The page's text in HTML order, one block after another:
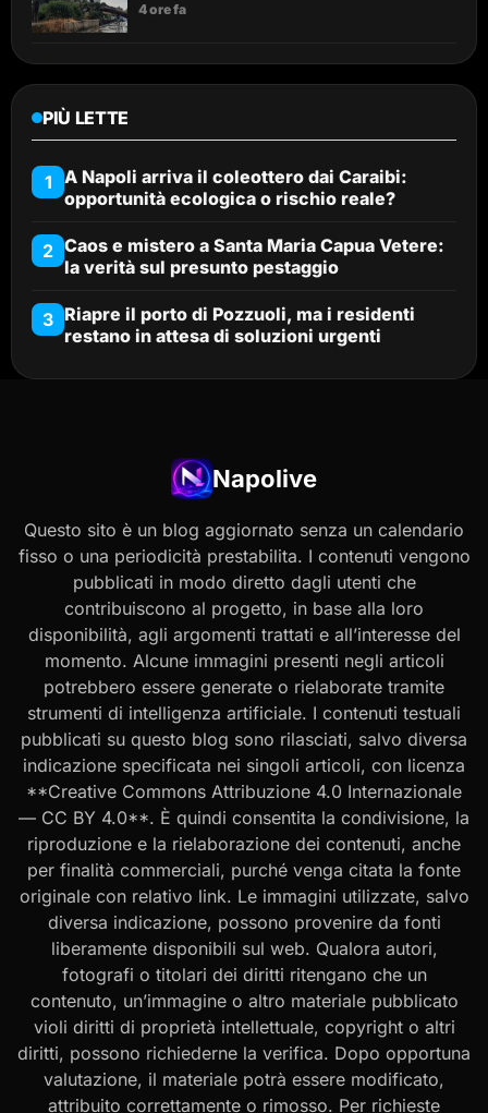
4 ore fa
PIÙ LETTE
1 A Napoli arriva il coleottero dai Caraibi:
opportunità ecologica o rischio reale?
2 Caos e mistero a Santa Maria Capua Vetere:
la verità sul presunto pestaggio
3 Riapre il porto di Pozzuoli, ma i residenti
restano in attesa di soluzioni urgenti
Napolive
Questo sito è un blog aggiornato senza un calendario
fisso o una periodicità prestabilita. I contenuti vengono
pubblicati in modo diretto dagli utenti che
contribuiscono al progetto, in base alla loro
disponibilità, agli argomenti trattati e all’interesse del
momento. Alcune immagini presenti negli articoli
potrebbero essere generate o rielaborate tramite
strumenti di intelligenza artificiale. I contenuti testuali
pubblicati su questo blog sono rilasciati, salvo diversa
indicazione specificata nei singoli articoli, con licenza
**Creative Commons Attribuzione 4.0 Internazionale
— CC BY 4.0**. È quindi consentita la condivisione, la
riproduzione e la rielaborazione dei contenuti, anche
per finalità commerciali, purché venga citata la fonte
originale con relativo link. Le immagini utilizzate, salvo
diversa indicazione, possono provenire da fonti
liberamente disponibili sul web. Qualora autori,
fotografi o titolari dei diritti ritengano che un
contenuto, un’immagine o altro materiale pubblicato
violi diritti di proprietà intellettuale, copyright o altri
diritti, possono richiederne la verifica. Dopo opportuna
valutazione, il materiale potrà essere modificato,
attribuito correttamente o rimosso. Per richieste